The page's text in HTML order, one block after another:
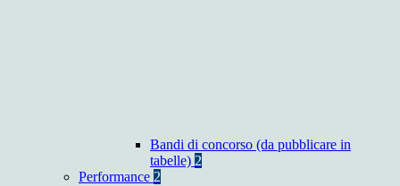
Bandi di concorso (da pubblicare in
tabelle) 2
Performance 2